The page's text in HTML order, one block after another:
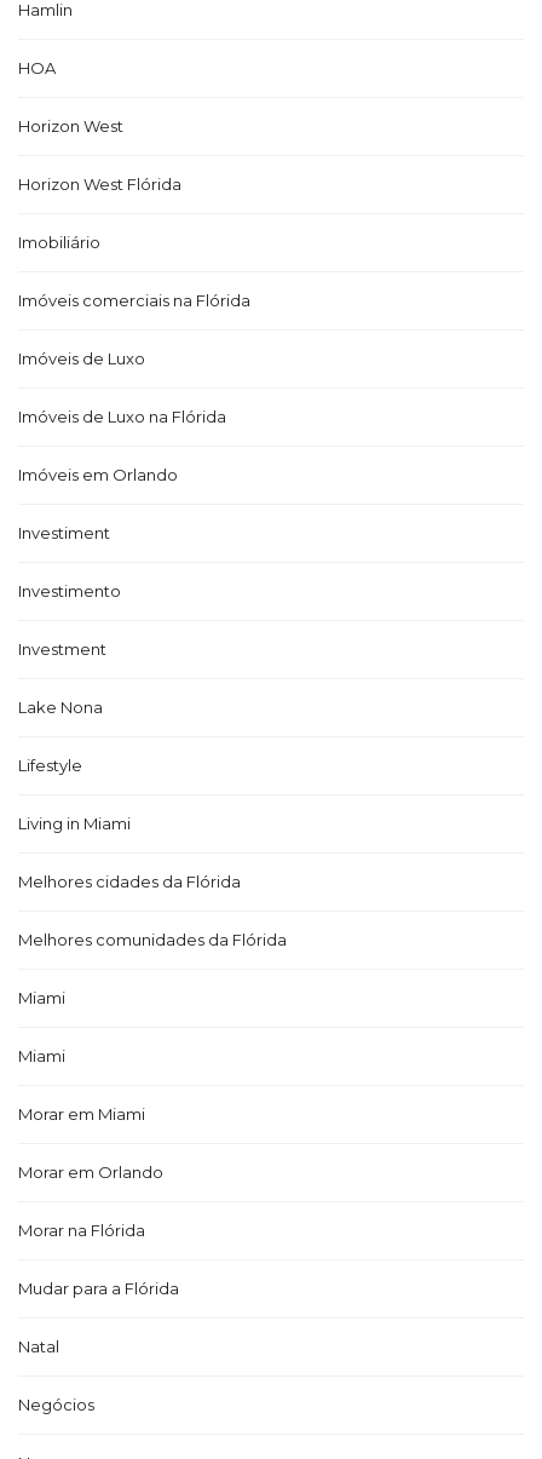
Hamlin
HOA
Horizon West
Horizon West Flórida
Imobiliário
Imóveis comerciais na Flórida
Imóveis de Luxo
Imóveis de Luxo na Flórida
Imóveis em Orlando
Investiment
Investimento
Investment
Lake Nona
Lifestyle
Living in Miami
Melhores cidades da Flórida
Melhores comunidades da Flórida
Miami
Miami
Morar em Miami
Morar em Orlando
Morar na Flórida
Mudar para a Flórida
Natal
Negócios